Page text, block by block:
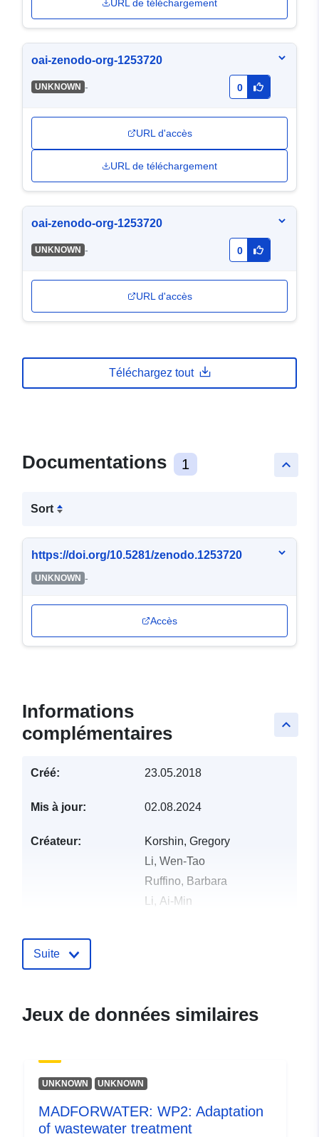
URL de téléchargement
oai-zenodo-org-1253720
UNKNOWN - 0
URL d'accès
URL de téléchargement
oai-zenodo-org-1253720
UNKNOWN - 0
URL d'accès
Téléchargez tout
keyboard_arrow_up
Documentations 1
Sort
https://doi.org/10.5281/zenodo.1253720
UNKNOWN -
Accès
keyboard_arrow_up
Informations
complémentaires
Créé: 23.05.2018
Mis à jour: 02.08.2024
Créateur:
Korshin, Gregory
Li, Wen-Tao
Ruffino, Barbara
Li, Ai-Min
catalogue:
July 2026
Mise à jour sur data.europa.eu:
30 July 2026
Suite
Jeux de données similaires
UNKNOWN UNKNOWN
MADFORWATER: WP2: Adaptation
of wastewater treatment